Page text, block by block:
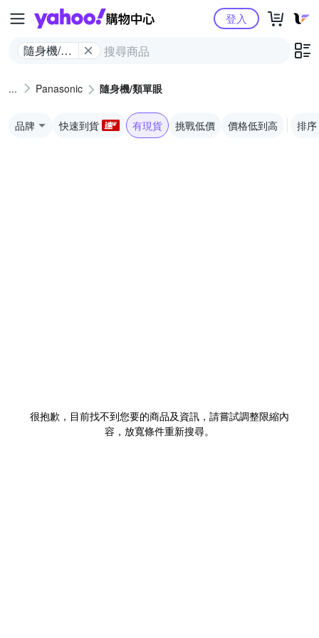
Yahoo購物中心
隨身機/類
登入
Panasonic 隨身機/類單眼
品牌 快速到貨 有現貨 挑戰低價 價格低到高 排序
很抱歉，目前找不到您要的商品及資訊，請嘗試調整限縮內
容，放寬條件重新搜尋。